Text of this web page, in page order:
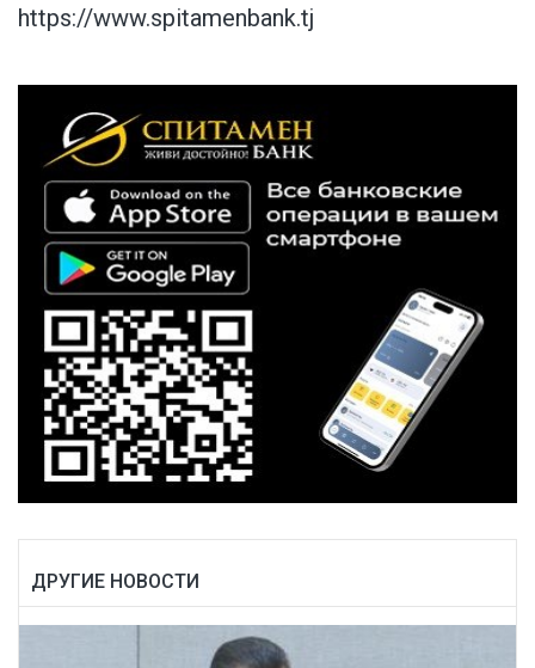
https://www.spitamenbank.tj
ДРУГИЕ НОВОСТИ